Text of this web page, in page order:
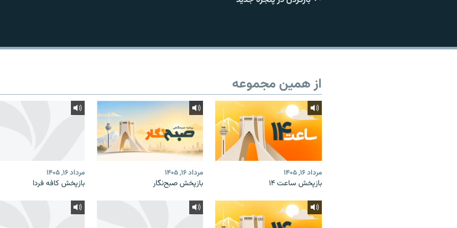
از همین مجموعه
مرداد ۱۶, ۱۴۰۵
بازپخش ساعت ۱۴
مرداد ۱۶, ۱۴۰۵
بازپخش صبح‌نگار
مرداد ۱۶, ۱۴۰۵
بازپخش کافه فردا